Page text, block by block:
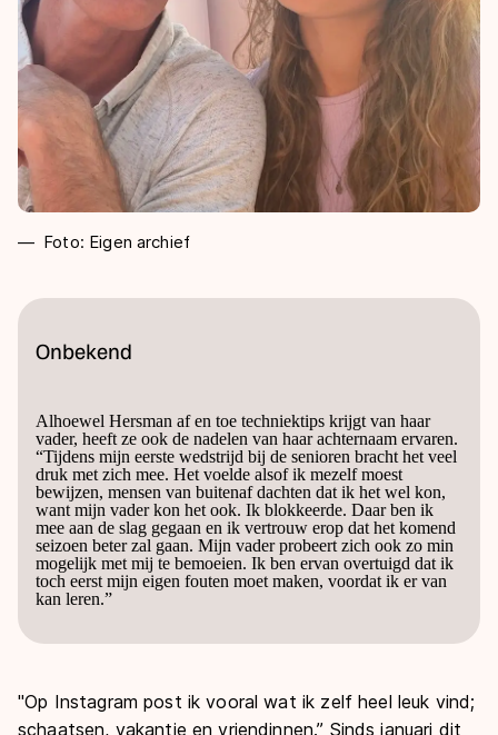
Foto: Eigen archief
Onbekend
Alhoewel Hersman af en toe techniektips krijgt van haar
vader, heeft ze ook de nadelen van haar achternaam ervaren.
“Tijdens mijn eerste wedstrijd bij de senioren bracht het veel
druk met zich mee. Het voelde alsof ik mezelf moest
bewijzen, mensen van buitenaf dachten dat ik het wel kon,
want mijn vader kon het ook. Ik blokkeerde. Daar ben ik
mee aan de slag gegaan en ik vertrouw erop dat het komend
seizoen beter zal gaan. Mijn vader probeert zich ook zo min
mogelijk met mij te bemoeien. Ik ben ervan overtuigd dat ik
toch eerst mijn eigen fouten moet maken, voordat ik er van
kan leren.”
"Op Instagram post ik vooral wat ik zelf heel leuk vind;
schaatsen, vakantie en vriendinnen.” Sinds januari dit